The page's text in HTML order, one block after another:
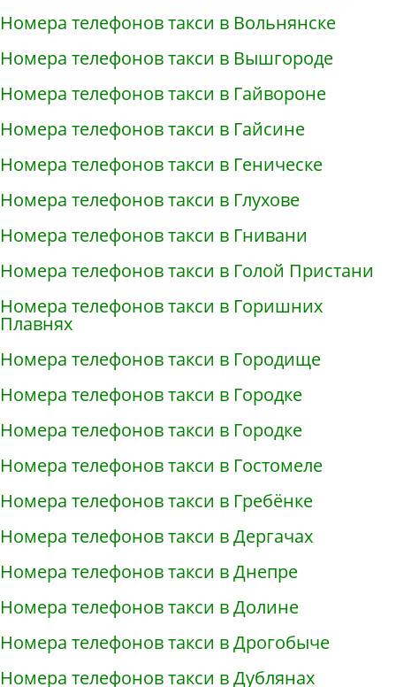
Номера телефонов такси в Вольнянске
Номера телефонов такси в Вышгороде
Номера телефонов такси в Гайвороне
Номера телефонов такси в Гайсине
Номера телефонов такси в Геническе
Номера телефонов такси в Глухове
Номера телефонов такси в Гнивани
Номера телефонов такси в Голой Пристани
Номера телефонов такси в Горишних
Плавнях
Номера телефонов такси в Городище
Номера телефонов такси в Городке
Номера телефонов такси в Городке
Номера телефонов такси в Гостомеле
Номера телефонов такси в Гребёнке
Номера телефонов такси в Дергачах
Номера телефонов такси в Днепре
Номера телефонов такси в Долине
Номера телефонов такси в Дрогобыче
Номера телефонов такси в Дублянах